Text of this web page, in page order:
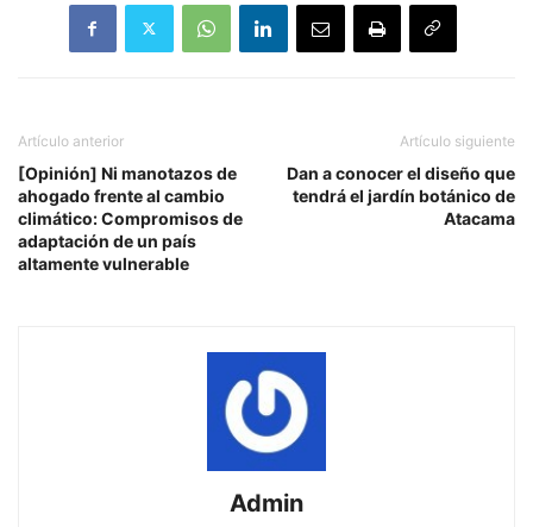
Artículo anterior
[Opinión] Ni manotazos de
ahogado frente al cambio
climático: Compromisos de
adaptación de un país
altamente vulnerable
Artículo siguiente
Dan a conocer el diseño que
tendrá el jardín botánico de
Atacama
Admin